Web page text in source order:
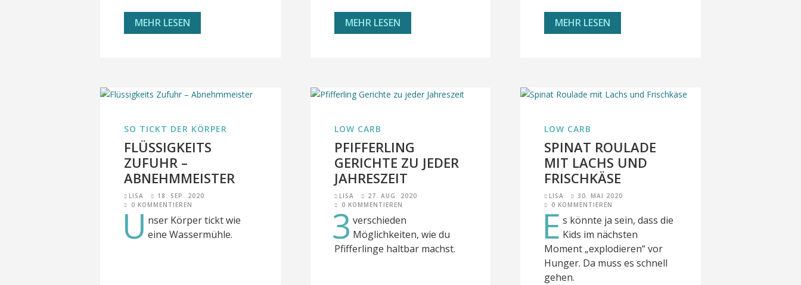
MEHR LESEN MEHR LESEN MEHR LESEN
SO TICKT DER KÖRPER
FLÜSSIGKEITS
ZUFUHR –
ABNEHMMEISTER
LISA
18. SEP. 2020
0 KOMMENTIEREN
U nser Körper tickt wie
eine Wassermühle.
LOW CARB
PFIFFERLING
GERICHTE ZU JEDER
JAHRESZEIT
LISA
27. AUG. 2020
0 KOMMENTIEREN
3 verschieden
Möglichkeiten, wie du
Pfifferlinge haltbar machst.
LOW CARB
SPINAT ROULADE
MIT LACHS UND
FRISCHKÄSE
LISA
30. MAI 2020
0 KOMMENTIEREN
E s könnte ja sein, dass die
Kids im nächsten
Moment „explodieren“ vor
Hunger. Da muss es schnell
gehen.